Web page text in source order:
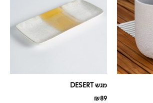
מגש DESERT
₪89